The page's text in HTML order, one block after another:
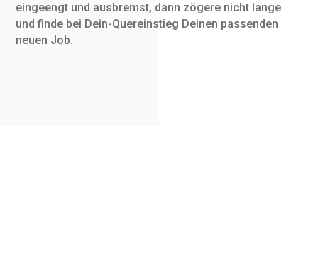
eingeengt und ausbremst, dann zögere nicht lange
und finde bei Dein-Quereinstieg Deinen passenden
neuen Job.